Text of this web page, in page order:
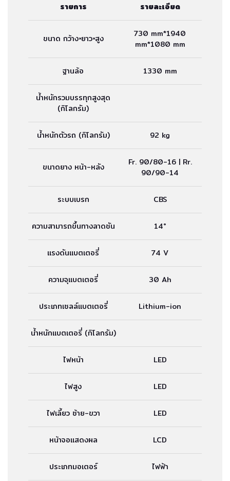
รายการ รายละเอียด
ขนาด กว้าง×ยาว×สูง
730 mm*1940
mm*1080 mm
ฐานล้อ 1330 mm
น้ำหนักรวมบรรทุกสูงสุด
(กิโลกรัม)
น้ำหนักตัวรถ (กิโลกรัม) 92 kg
ขนาดยาง หน้า-หลัง
Fr. 90/80-16 | Rr.
90/90-14
ระบบเบรก CBS
ความสามารถขึ้นทางลาดชัน 14°
แรงดันแบตเตอรี่ 74 V
ความจุแบตเตอรี่ 30 Ah
ประเภทเซลล์แบตเตอรี่ Lithium-ion
น้ำหนักแบตเตอรี่ (กิโลกรัม)
ไฟหน้า LED
ไฟสูง LED
ไฟเลี้ยว ซ้าย-ขวา LED
หน้าจอแสดงผล LCD
ประเภทมอเตอร์ ไฟฟ้า